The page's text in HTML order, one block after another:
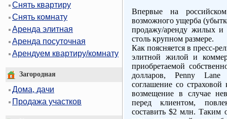
Снять квартиру
Снять комнату
Аренда элитная
Аренда посуточная
Арендуем квартиру/комнату
Загородная
Дома, дачи
Продажа участков
Впервые на
возможного ущерба
продажу/аренду жилых и
столь крупном размере.
Как поясняется в пресс-
элитной жилой и
приобретаемой
долларов, Penny Lane
соглашение со
возмещение в случае
перед клиентом,
составить $2 млн. Таким